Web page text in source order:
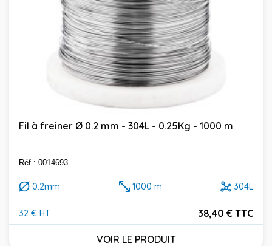
Fil à freiner Ø 0.2 mm - 304L - 0.25Kg - 1000 m
Réf : 0014693
0.2mm 1000 m 304L
32 € HT
Prix
38,40 € TTC
VOIR LE PRODUIT